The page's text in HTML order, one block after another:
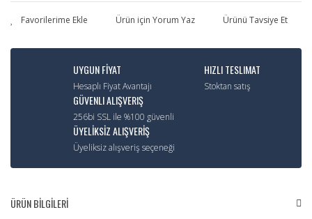
Ürün için Yorum Yaz Ürünü Tavsiye Et
UYGUN FİYAT
Hesaplı Fiyat Avantajı
HIZLI TESLIMAT
Stoktan satış
GÜVENLI ALIŞVERIŞ
256bi SSL ile %100 güvenli
ÜYELİKSİZ ALIŞVERİŞ
Üyeliksiz alışveriş seçeneği
ÜRÜN BİLGİLERİ